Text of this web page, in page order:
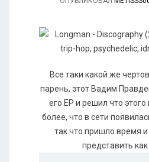
Вcе таки какой же
парень, этот Вадим
его ЕР и решил что
более, что в сети
так что пришло время
представить как